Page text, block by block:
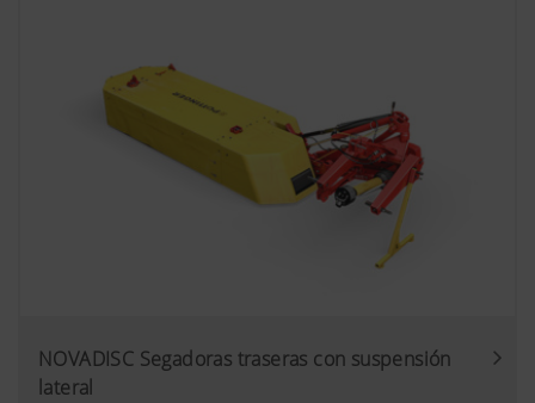
NOVADISC Segadoras traseras con suspensión
lateral